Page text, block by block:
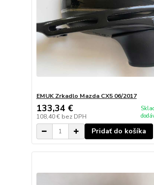
EMUK Zrkadlo Mazda CX5 06/2017
133,34 €
108,40 € bez DPH
Pridať do košíka